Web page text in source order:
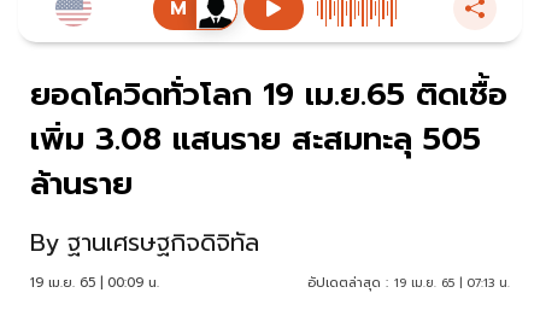
ยอดโควิดทั่วโลก 19 เม.ย.65 ติดเชื้อ
เพิ่ม 3.08 แสนราย สะสมทะลุ 505
ล้านราย
By ฐานเศรษฐกิจดิจิทัล
19 เม.ย. 65 | 00:09 น. อัปเดตล่าสุด : 19 เม.ย. 65 | 07:13 น.